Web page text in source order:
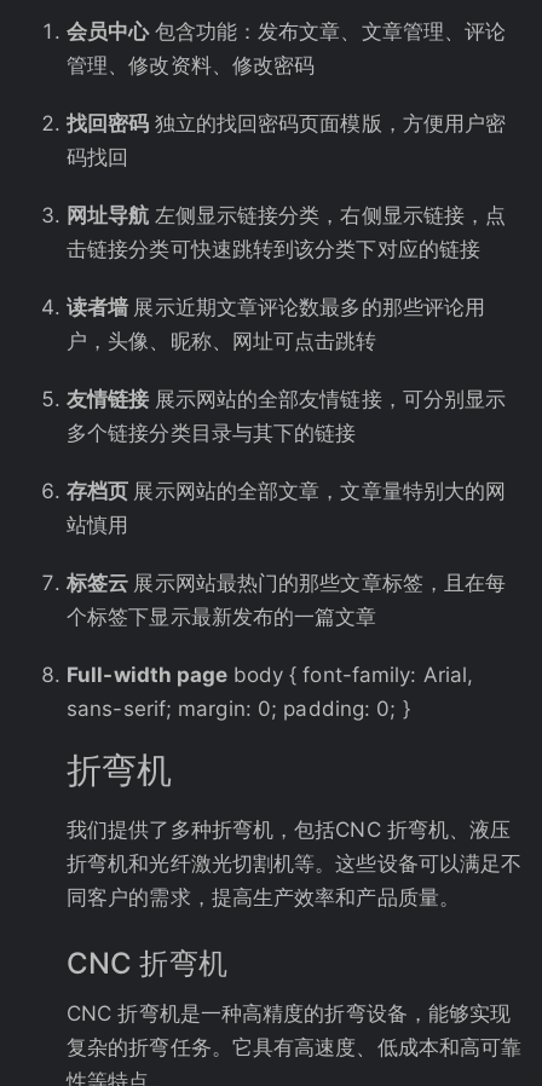
会员中心 包含功能：发布文章、文章管理、评论
管理、修改资料、修改密码
找回密码 独立的找回密码页面模版，方便用户密
码找回
网址导航 左侧显示链接分类，右侧显示链接，点
击链接分类可快速跳转到该分类下对应的链接
读者墙 展示近期文章评论数最多的那些评论用
户，头像、昵称、网址可点击跳转
友情链接 展示网站的全部友情链接，可分别显示
多个链接分类目录与其下的链接
存档页 展示网站的全部文章，文章量特别大的网
站慎用
标签云 展示网站最热门的那些文章标签，且在每
个标签下显示最新发布的一篇文章
Full-width page body { font-family: Arial,
sans-serif; margin: 0; padding: 0; }
折弯机
我们提供了多种折弯机，包括CNC 折弯机、液压
折弯机和光纤激光切割机等。这些设备可以满足不
同客户的需求，提高生产效率和产品质量。
CNC 折弯机
CNC 折弯机是一种高精度的折弯设备，能够实现
复杂的折弯任务。它具有高速度、低成本和高可靠